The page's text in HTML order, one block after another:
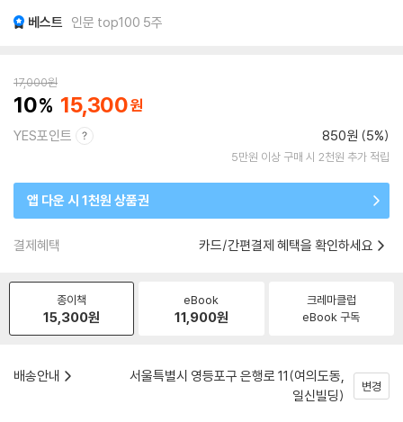
베스트 인문 top100 5주
17,000원
10 15,300
YES포인트 850원 (5%)
5만원 이상 구매 시 2천원 추가 적립
앱 다운 시 1천원 상품권
결제혜택 카드/간편결제 혜택을 확인하세요
종이책
15,300원
eBook
11,900원
크레마클럽
eBook 구독
배송안내
서울특별시 영등포구 은행로 11(여의도동,
일신빌딩)
변경